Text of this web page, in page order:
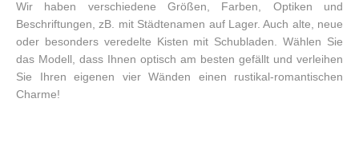
Wir haben verschiedene Größen, Farben, Optiken und
Beschriftungen, zB. mit Städtenamen auf Lager. Auch alte, neue
oder besonders veredelte Kisten mit Schubladen. Wählen Sie
das Modell, dass Ihnen optisch am besten gefällt und verleihen
Sie Ihren eigenen vier Wänden einen rustikal-romantischen
Charme!